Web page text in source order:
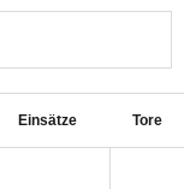
Einsätze Tore